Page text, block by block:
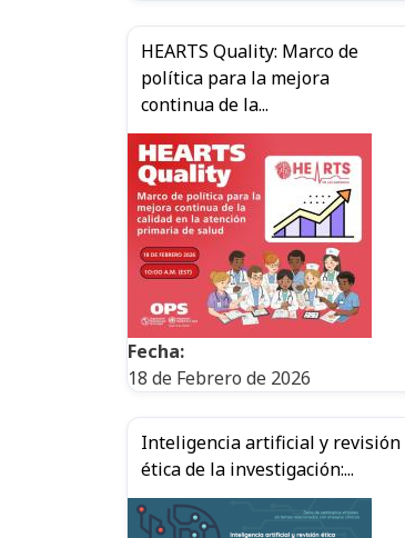
HEARTS Quality: Marco de
política para la mejora
continua de la...
Fecha:
18 de Febrero de 2026
Inteligencia artificial y revisión
ética de la investigación:...